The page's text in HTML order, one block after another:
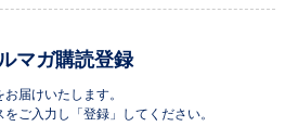
マガ購読登録
届けいたします。
ご入力し「登録」してください。